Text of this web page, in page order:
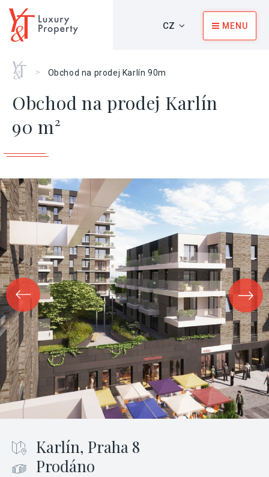
CZ MENU
Home
> Obchod na prodej Karlín 90m
Obchod na prodej Karlín
90 m²
Karlín, Praha 8
Prodáno